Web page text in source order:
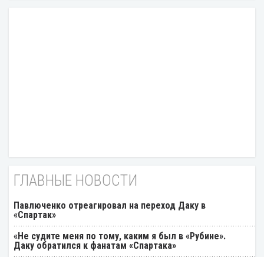
ГЛАВНЫЕ НОВОСТИ
Павлюченко отреагировал на переход Даку в
«Спартак»
«Не судите меня по тому, каким я был в «Рубине».
Даку обратился к фанатам «Спартака»